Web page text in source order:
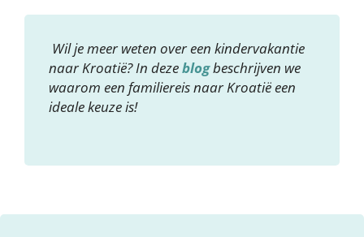
Wil je meer weten over een kindervakantie
naar Kroatië? In dezeblogbeschrijven we
waarom een familiereis naar Kroatië een
ideale keuze is!